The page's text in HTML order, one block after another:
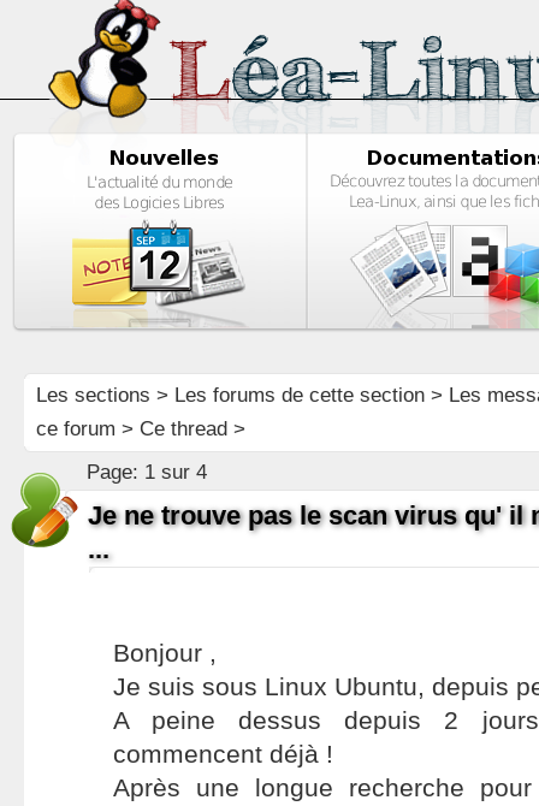
Les sections > Les forums de cette section> Les
ce forum > Ce thread >
Page: 1 sur 4
Je ne trouve pas le scan virus qu' il
...
Bonjour ,
Je suis sous Linux Ubuntu, depuis
A peine dessus depuis 2
commencent déjà !
Après une longue recherche